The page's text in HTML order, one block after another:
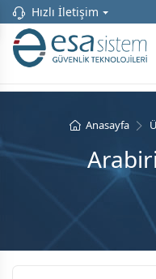
Hızlı İletişim
Anasayfa